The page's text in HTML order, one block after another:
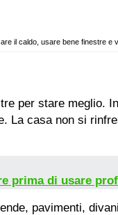
il caldo, usare bene finestre e
per stare meglio.
La casa non si
prima di usare
pavimenti,